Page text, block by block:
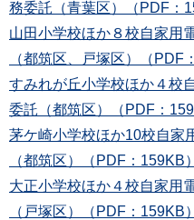
務委託（青葉区）（PDF：
山田小学校ほか８校自家用
（都筑区、戸塚区）（PDF
すみれが丘小学校ほか４校
委託（都筑区）（PDF：
茅ケ崎小学校ほか10校自家
（都筑区）（PDF：159KB）
大正小学校ほか４校自家用
（戸塚区）（PDF：159KB）